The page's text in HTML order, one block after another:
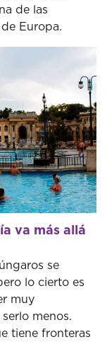
de las
Europa.
va más allá
se
lo cierto es
muy
menos.
tiene fronteras